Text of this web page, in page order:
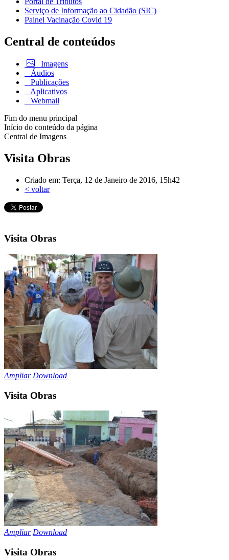
Serviço de Informação ao Cidadão (SIC)
Painel Vacinação Covid 19
Central de conteúdos
Imagens
Áudios
Publicações
Aplicativos
Webmail
Fim do menu principal
Início do conteúdo da página
Central de Imagens
Visita Obras
Criado em: Terça, 12 de Janeiro de 2016, 15h42
< voltar
Visita Obras
Ampliar Download
Visita Obras
Ampliar Download
Visita Obras